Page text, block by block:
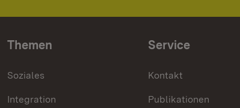
Themen
Soziales
Integration
Service
Kontakt
Publikationen